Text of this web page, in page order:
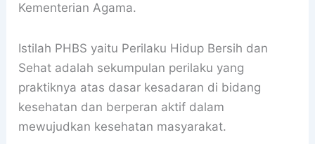
Kementerian Agama.
Istilah PHBS yaitu Perilaku Hidup Bersih dan
Sehat adalah sekumpulan perilaku yang
praktiknya atas dasar kesadaran di bidang
kesehatan dan berperan aktif dalam
mewujudkan kesehatan masyarakat.